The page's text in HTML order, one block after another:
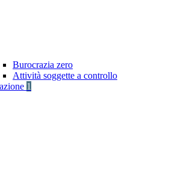
Burocrazia zero
Attività soggette a controllo
1